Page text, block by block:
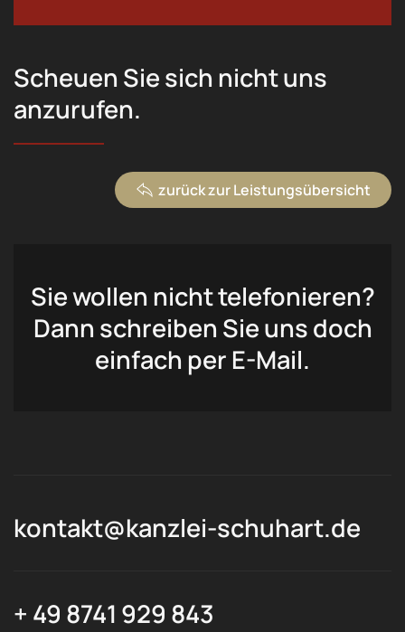
Scheuen Sie sich nicht uns
anzurufen.
zurück zur Leistungsübersicht
Sie wollen nicht telefonieren?
Dann schreiben Sie uns doch
einfach per E-Mail.
kontakt@kanzlei-schuhart.de
+ 49 8741 929 843